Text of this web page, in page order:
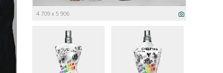
4 709 x 5 906